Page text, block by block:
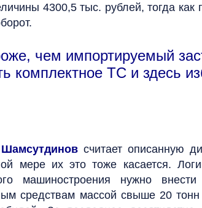
4300,5 тыс. рублей, тогда как
чем импортируемый
комплектное ТС и здесь
считает описанную
мере их это тоже касается.
машиностроения нужно
средствам массой свыше 20